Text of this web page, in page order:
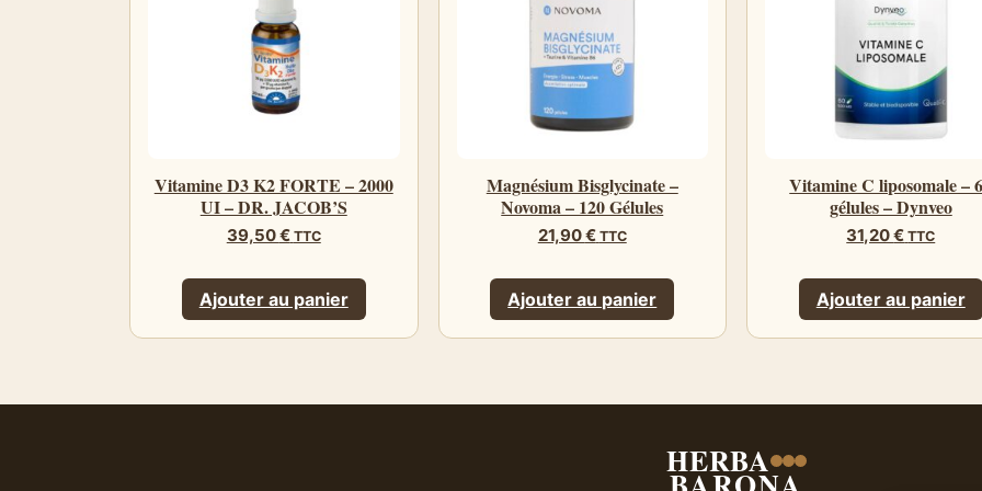
Vitamine D3 K2 FORTE – 2000
UI – DR. JACOB’S
39,50€ TTC
Ajouter au panier
Magnésium Bisglycinate –
Novoma – 120 Gélules
21,90€ TTC
Ajouter au panier
Vitamine C liposomale –
gélules – Dynveo
31,20€ TTC
Ajouter au panier
HERBA